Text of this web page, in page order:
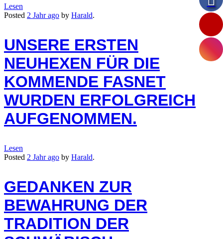
Lesen
Posted 2 Jahrago by Harald.
UNSERE ERSTEN
NEUHEXEN FÜR DIE
KOMMENDE FASNET
WURDEN ERFOLGREICH
AUFGENOMMEN.
Lesen
Posted 2 Jahrago by Harald.
GEDANKEN ZUR
BEWAHRUNG DER
TRADITION DER